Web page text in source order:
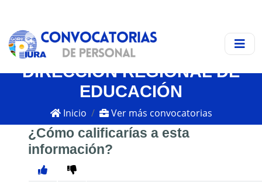
DIRECCIÓN REGIONAL DE
EDUCACIÓN
Inicio Ver más convocatorias
¿Cómo calificarías a esta
información?